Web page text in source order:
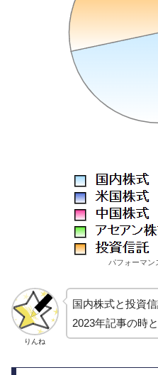
パフォーマン
りんね
国内株式と投資
2023年記事の時